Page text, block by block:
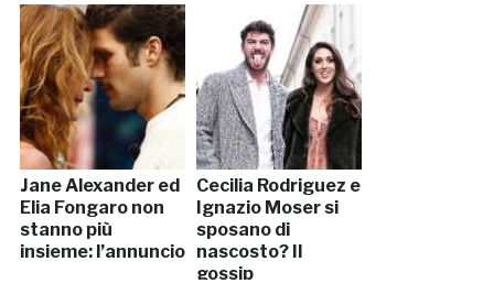
Jane Alexander ed
Elia Fongaro non
stanno più
insieme: l’annuncio
Cecilia Rodriguez e
Ignazio Moser si
sposano di
nascosto? Il
gossip